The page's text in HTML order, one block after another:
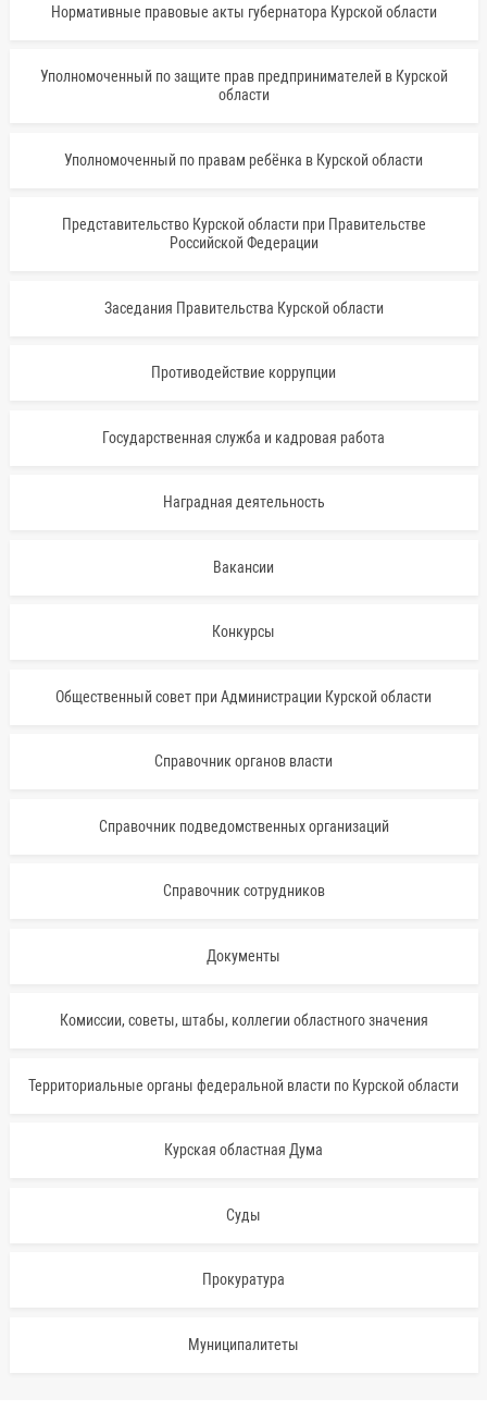
Нормативные правовые акты губернатора Курской области
Уполномоченный по защите прав предпринимателей в Курской
области
Уполномоченный по правам ребёнка в Курской области
Представительство Курской области при Правительстве
Российской Федерации
Заседания Правительства Курской области
Противодействие коррупции
Государственная служба и кадровая работа
Наградная деятельность
Вакансии
Конкурсы
Общественный совет при Администрации Курской области
Справочник органов власти
Справочник подведомственных организаций
Справочник сотрудников
Документы
Комиссии, советы, штабы, коллегии областного значения
Территориальные органы федеральной власти по Курской области
Курская областная Дума
Суды
Прокуратура
Муниципалитеты